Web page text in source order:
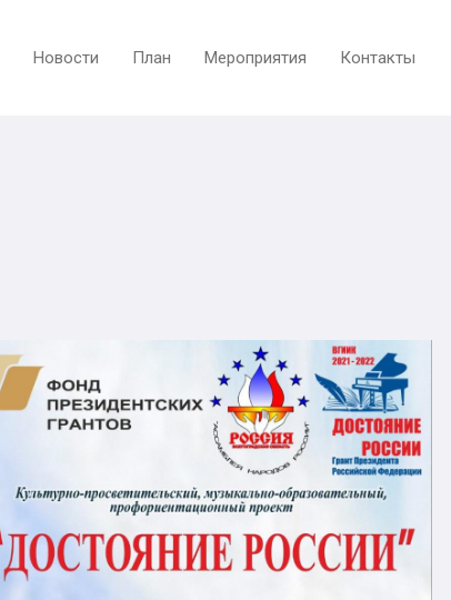
Новости План Мероприятия Контакты